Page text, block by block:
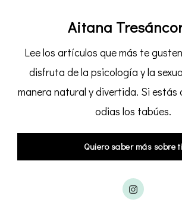
Aitana
Lee los artículos que más te
disfruta de la psicología y la
manera natural y divertida. Si estás
odias los tabúes.
Quiero saber más sobre ti